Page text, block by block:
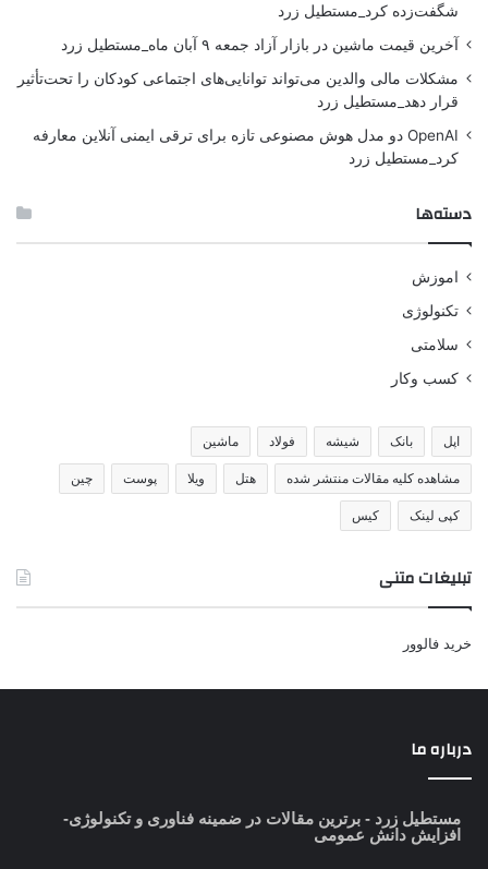
شگفت‌زده کرد_مستطیل زرد
آخرین قیمت ماشین در بازار آزاد جمعه ۹ آبان ماه_مستطیل زرد
مشکلات مالی والدین می‌تواند توانایی‌های اجتماعی کودکان را تحت‌تأثیر
قرار دهد_مستطیل زرد
OpenAI دو مدل هوش مصنوعی تازه برای ترقی ایمنی آنلاین معارفه
کرد_مستطیل زرد
دسته‌ها
اموزش
تکنولوژی
سلامتی
کسب وکار
اپل بانک شیشه فولاد ماشین
مشاهده کلیه مقالات منتشر شده هتل ویلا پوست چین
کپی لینک کیس
تبلیغات متنی
خرید فالوور
درباره ما
مستطیل زرد - برترین مقالات در ضمینه فناوری و تکنولوژی-
افزایش دانش عمومی